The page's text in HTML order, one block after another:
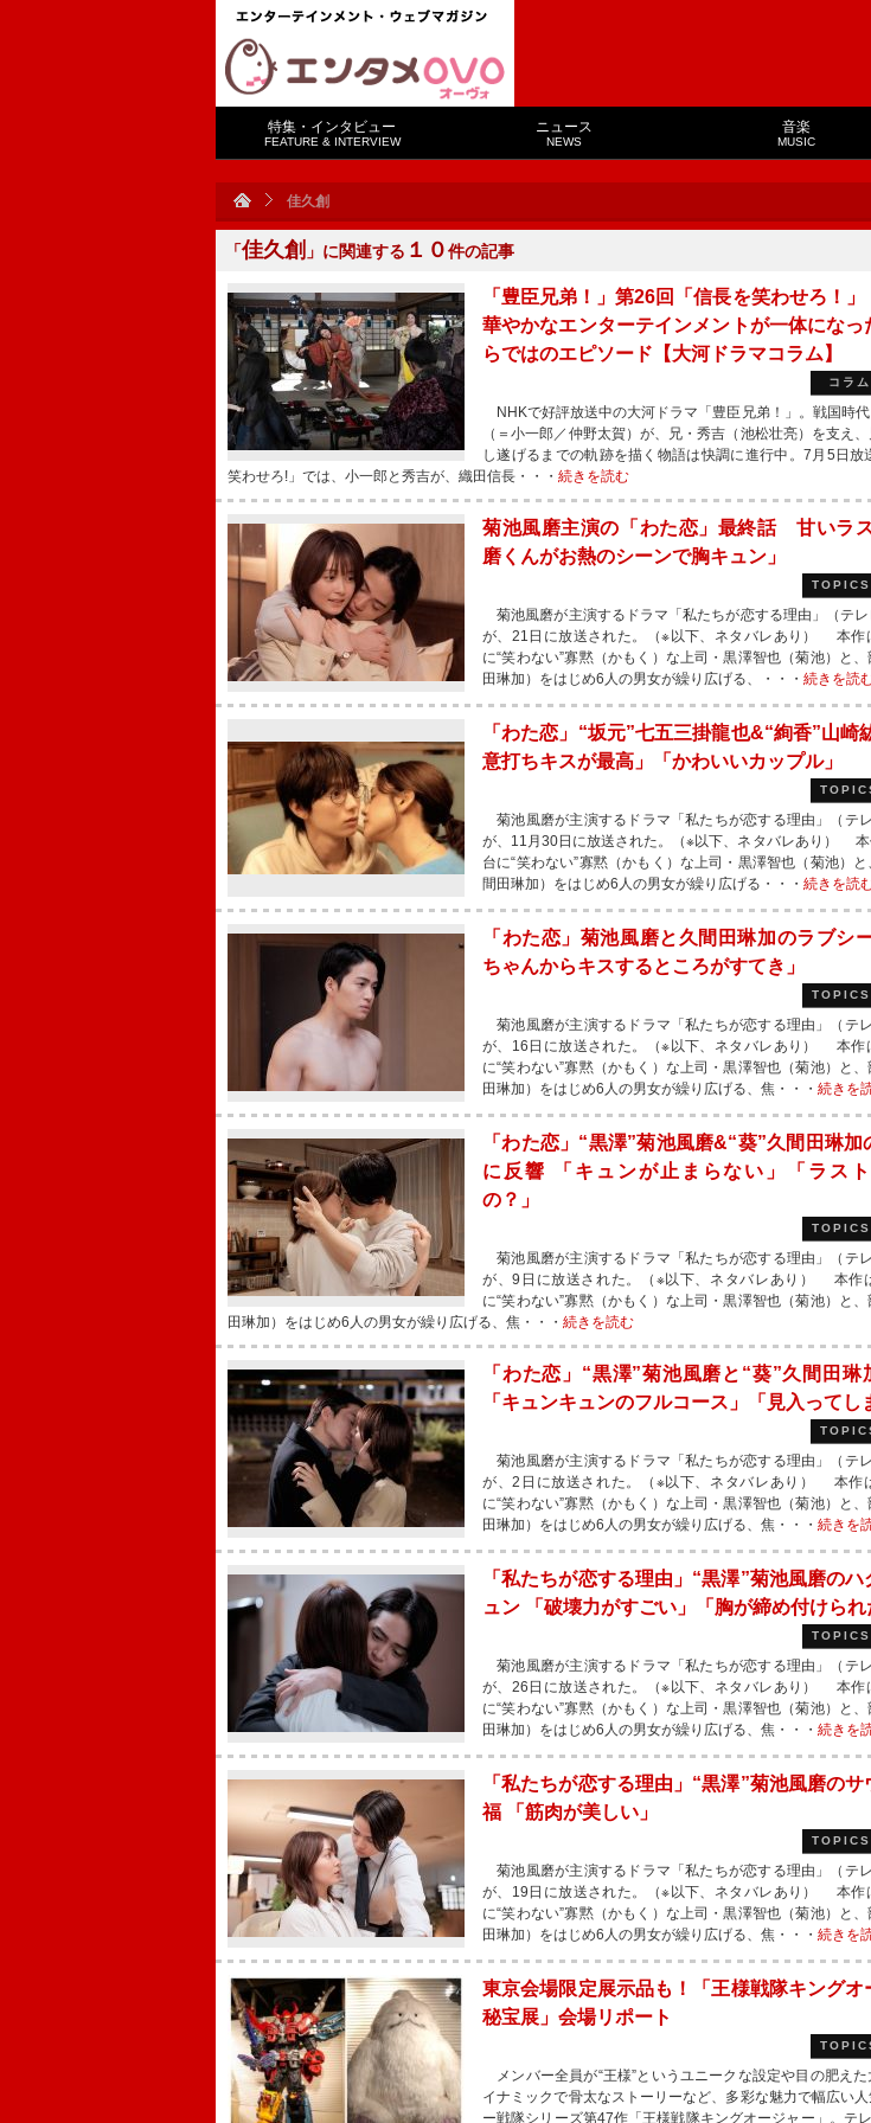
特集・インタビュー
FEATURE & INTERVIEW
ニュース
NEWS
音楽
MUSIC
佳久創
「佳久創 」に関連する １０件の記事
「豊臣兄弟！」第26回「信長を笑わせろ！
華やかなエンターテインメントが一体になっ
らではのエピソード【大河ドラマコラム】
コラム
NHKで好評放送中の大河ドラマ「豊臣兄弟！」。戦国時
（＝小一郎／仲野太賀）が、兄・秀吉（池松壮亮）を支え
し遂げるまでの軌跡を描く物語は快調に進行中。7月5日放
笑わせろ!」では、小一郎と秀吉が、織田信長・・・ 続きを読む
菊池風磨主演の「わた恋」最終話 甘いラ
磨くんがお熱のシーンで胸キュン」
TOPICS
菊池風磨が主演するドラマ「私たちが恋する理由」（テ
が、21日に放送された。（※以下、ネタバレあり） 本作
に“笑わない”寡黙（かもく）な上司・黒澤智也（菊池）と
田琳加）をはじめ6人の男女が繰り広げる、・・・ 続きを読
「わた恋」“坂元”七五三掛龍也&“絢香”山崎
意打ちキスが最高」「かわいいカップル」
菊池風磨が主演するドラマ「私たちが恋する理由」（テ
が、11月30日に放送された。（※以下、ネタバレあり） 本
台に“笑わない”寡黙（かもく）な上司・黒澤智也（菊池）
間田琳加）をはじめ6人の男女が繰り広げる・・・ 続きを読
「わた恋」菊池風磨と久間田琳加のラブシ
ちゃんからキスするところがすてき」
TOPICS
菊池風磨が主演するドラマ「私たちが恋する理由」（テ
が、16日に放送された。（※以下、ネタバレあり） 本作
に“笑わない”寡黙（かもく）な上司・黒澤智也（菊池）と
田琳加）をはじめ6人の男女が繰り広げる、焦・・・ 続きを
「わた恋」“黒澤”菊池風磨&“葵”久間田琳加
に反響 「キュンが止まらない」「ラス
の？」
TOPICS
菊池風磨が主演するドラマ「私たちが恋する理由」（テ
が、9日に放送された。（※以下、ネタバレあり） 本作
に“笑わない”寡黙（かもく）な上司・黒澤智也（菊池）と
田琳加）をはじめ6人の男女が繰り広げる、焦・・・ 続きを読む
「わた恋」“黒澤”菊池風磨と“葵”久間田
「キュンキュンのフルコース」「見入ってし
菊池風磨が主演するドラマ「私たちが恋する理由」（テ
が、2日に放送された。（※以下、ネタバレあり） 本作
に“笑わない”寡黙（かもく）な上司・黒澤智也（菊池）と
田琳加）をはじめ6人の男女が繰り広げる、焦・・・ 続きを
「私たちが恋する理由」“黒澤”菊池風磨の
ュン 「破壊力がすごい」「胸が締め付けられ
TOPICS
菊池風磨が主演するドラマ「私たちが恋する理由」（テ
が、26日に放送された。（※以下、ネタバレあり） 本作
に“笑わない”寡黙（かもく）な上司・黒澤智也（菊池）と
田琳加）をはじめ6人の男女が繰り広げる、焦・・・ 続きを
「私たちが恋する理由」“黒澤”菊池風磨の
福 「筋肉が美しい」
TOPICS
菊池風磨が主演するドラマ「私たちが恋する理由」（テ
が、19日に放送された。（※以下、ネタバレあり） 本作
に“笑わない”寡黙（かもく）な上司・黒澤智也（菊池）と
田琳加）をはじめ6人の男女が繰り広げる、焦・・・ 続きを
東京会場限定展示品も！「王様戦隊キング
秘宝展」会場リポート
メンバー全員が“王様”というユニークな設定や目の肥え
イナミックで骨太なストーリーなど、多彩な魅力で幅広い
ー戦隊シリーズ第47作「王様戦隊キングオージャー」。テ